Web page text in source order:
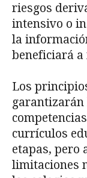
riesgos
intensivo o
la
beneficiará a
Los
garantizarán
currículos
etapas, pero
limitaciones